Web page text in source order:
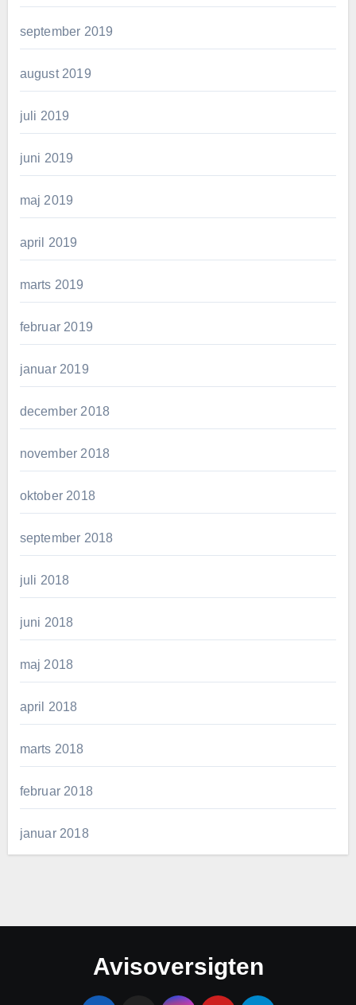
september 2019
august 2019
juli 2019
juni 2019
maj 2019
april 2019
marts 2019
februar 2019
januar 2019
december 2018
november 2018
oktober 2018
september 2018
juli 2018
juni 2018
maj 2018
april 2018
marts 2018
februar 2018
januar 2018
Avisoversigten